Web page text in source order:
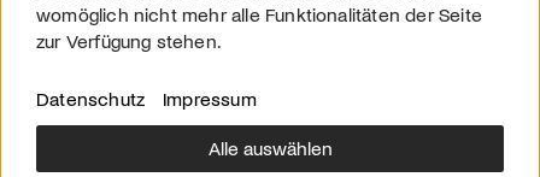
womöglich nicht mehr alle Funktionalitäten der Seite
zur Verfügung stehen.
Datenschutz Impressum
Alle auswählen